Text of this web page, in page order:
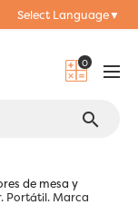
Select Language▼
0
search
de mesa y
Portátil. Marca